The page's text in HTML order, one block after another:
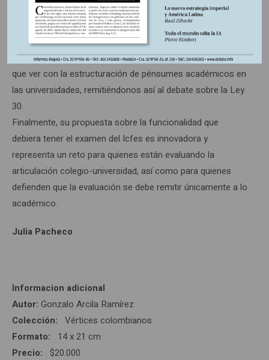
vez más la distancia que hay entre los sueños de los
jóvenes y las expectativas que la sociedad de hoy les
brinda; de una parte, en lo que se refiere a las
oportunidades económicas, y, de la otra, en lo que tiene
que ver con la estructuración de pénsumes académicos en
las universidades, remitiéndonos así al debate sobre la Ley
30.
Finalmente, su propuesta sobre la funcionalidad que
debiera tener el examen del Icfes es innovadora y
representa un reto para quienes están evaluando la
articulación colegio-universidad, así como para quienes
defienden que la evaluación se debe remitir únicamente a lo
académico.
Julia Pacheco
Informacion adicional
Autor: Gonzalo Arcila Ramírez
Colección: Vértices colombianos
Formato: 14 x 21 cm
Precio: $20.000